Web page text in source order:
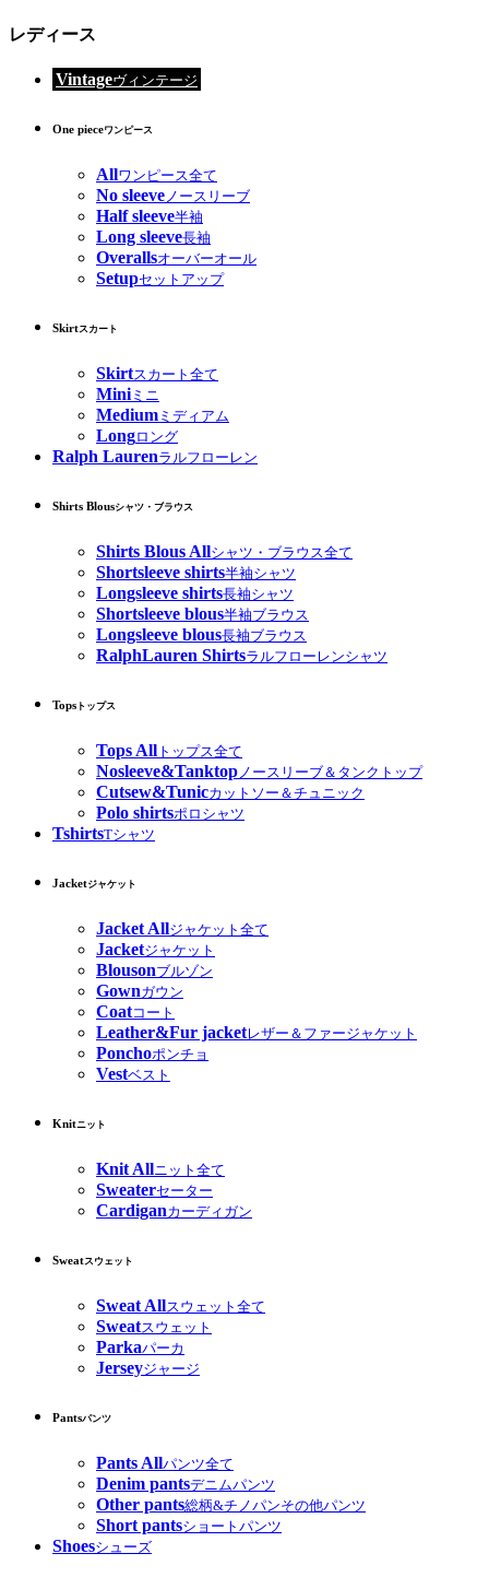
レディース
Vintageヴィンテージ
One pieceワンピース
Allワンピース全て
No sleeveノースリーブ
Half sleeve半袖
Long sleeve長袖
Overallsオーバーオール
Setupセットアップ
Skirtスカート
Skirtスカート全て
Miniミニ
Medium ミディアム
Longロング
Ralph Laurenラルフローレン
Shirts Blousシャツ・ブラウス
Shirts Blous Allシャツ・ブラウス全て
Shortsleeve shirts半袖シャツ
Longsleeve shirts長袖シャツ
Shortsleeve blous半袖ブラウス
Longsleeve blous長袖ブラウス
RalphLauren Shirtsラルフローレンシャツ
Tops トップス
Tops All トップス全て
Nosleeve&Tanktop ノースリーブ＆タンクトップ
Cutsew&Tunicカットソー＆チュニック
Polo shirtsポロシャツ
TshirtsTシャツ
Jacketジャケット
Jacket Allジャケット全て
Jacketジャケット
Blousonブルゾン
Gownガウン
Coatコート
Leather&Fur jacketレザー＆ファージャケット
Ponchoポンチョ
Vestベスト
Knitニット
Knit Allニット全て
Sweaterセーター
Cardiganカーディガン
Sweatスウェット
Sweat Allスウェット全て
Sweatスウェット
Parkaパーカ
Jerseyジャージ
Pantsパンツ
Pants Allパンツ全て
Denim pantsデニムパンツ
Other pants総柄&チノパンその他パンツ
Short pantsショートパンツ
Shoesシューズ